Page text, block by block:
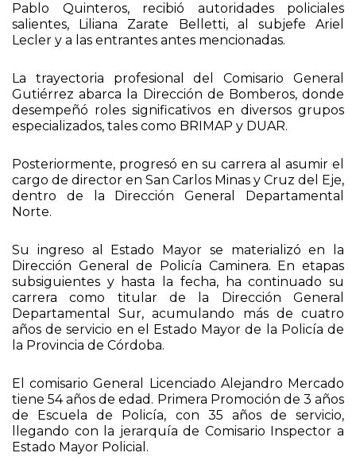
Pablo Quinteros, recibió autoridades policiales
salientes, Liliana Zarate Belletti, al subjefe Ariel
Lecler y a las entrantes antes mencionadas.
La trayectoria profesional del Comisario General
Gutiérrez abarca la Dirección de Bomberos, donde
desempeñó roles significativos en diversos grupos
especializados, tales como BRIMAP y DUAR.
Posteriormente, progresó en su carrera al asumir el
cargo de director en San Carlos Minas y Cruz del Eje,
dentro de la Dirección General Departamental
Norte.
Su ingreso al Estado Mayor se materializó en la
Dirección General de Policía Caminera. En etapas
subsiguientes y hasta la fecha, ha continuado su
carrera como titular de la Dirección General
Departamental Sur, acumulando más de cuatro
años de servicio en el Estado Mayor de la Policía de
la Provincia de Córdoba.
El comisario General Licenciado Alejandro Mercado
tiene 54 años de edad. Primera Promoción de 3 años
de Escuela de Policía, con 35 años de servicio,
llegando con la jerarquía de Comisario Inspector a
Estado Mayor Policial.